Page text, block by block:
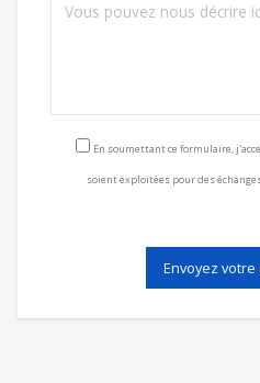
Consentement RGPD
En soumettant ce formulaire,
soient exploitées pour des échanges
Envoyez